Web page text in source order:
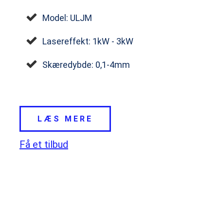
Model: ULJM
Lasereffekt: 1kW - 3kW
Skæredybde: 0,1-4mm
LÆS MERE
Få et tilbud